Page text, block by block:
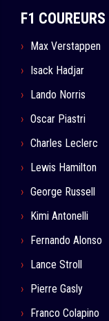
F1 COUREURS
Max Verstappen
Isack Hadjar
Lando Norris
Oscar Piastri
Charles Leclerc
Lewis Hamilton
George Russell
Kimi Antonelli
Fernando Alonso
Lance Stroll
Pierre Gasly
Franco Colapino